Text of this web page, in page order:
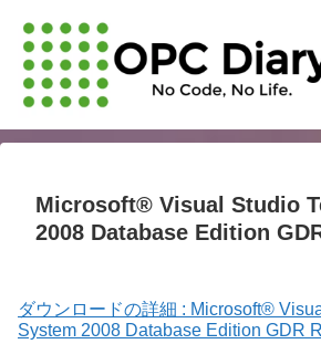
Microsoft® Visual Studio
2008 Database Edition
ダウンロードの詳細 : Microsoft®
System 2008 Database Edition GDR